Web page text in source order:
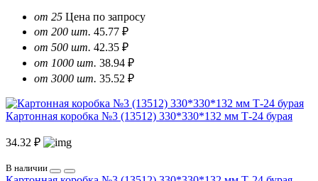
от 25 Цена по запросу
от 200 шт. 45.77 ₽
от 500 шт. 42.35 ₽
от 1000 шт. 38.94 ₽
от 3000 шт. 35.52 ₽
Картонная коробка №3 (13512) 330*330*132 мм Т-24 бурая
34.32 ₽
В наличии